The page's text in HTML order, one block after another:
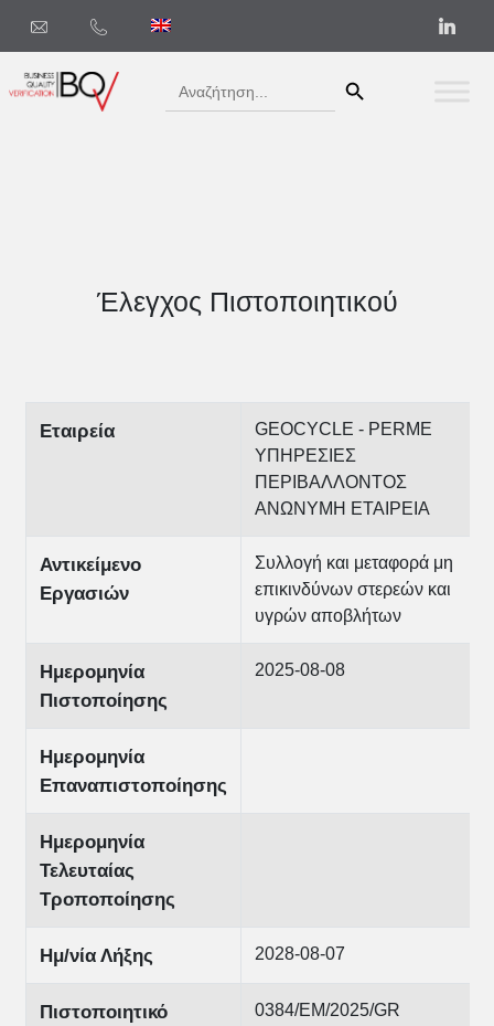
Search
for:
Έλεγχος Πιστοποιητικού
Εταιρεία
GEOCYCLE - PERME
ΥΠΗΡΕΣΙΕΣ
ΠΕΡΙΒΑΛΛΟΝΤΟΣ
ΑΝΩΝΥΜΗ ΕΤΑΙΡΕΙΑ
Αντικείμενο
Εργασιών
Συλλογή και μεταφορά μη
επικινδύνων στερεών και
υγρών αποβλήτων
Ημερομηνία
Πιστοποίησης
2025-08-08
Ημερομηνία
Επαναπιστοποίησης
Ημερομηνία
Τελευταίας
Τροποποίησης
Ημ/νία Λήξης 2028-08-07
Πιστοποιητικό 0384/EM/2025/GR